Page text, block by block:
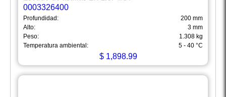
0003326400
Profundidad:
200 mm
Alto:
3 mm
Peso:
1.308 kg
Temperatura ambiental:
5 - 40 °C
$1,898.99